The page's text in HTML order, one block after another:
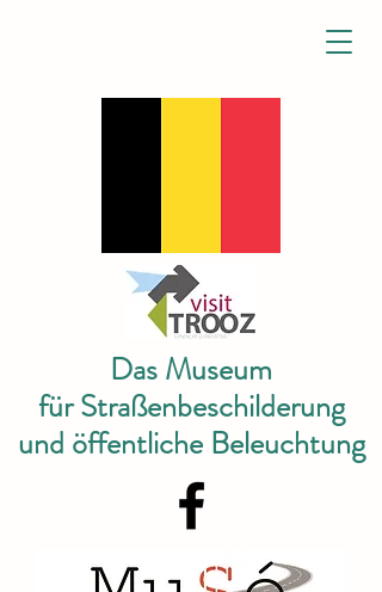
Das Museum
für Straßenbeschilderung
und öffentliche Beleuchtung